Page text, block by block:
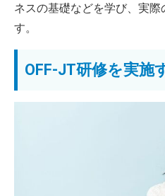
ネスの基礎などを学び、実際
す。
OFF-JT研修を実施